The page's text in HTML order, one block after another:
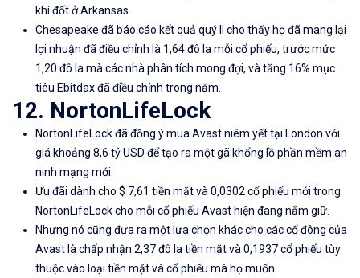
khí đốt ở Arkansas.
Chesapeake đã báo cáo kết quả quý II cho thấy họ đã mang lại
lợi nhuận đã điều chỉnh là 1,64 đô la mỗi cổ phiếu, trước mức
1,20 đô la mà các nhà phân tích mong đợi, và tăng 16% mục
tiêu Ebitdax đã điều chỉnh trong năm.
12. NortonLifeLock
NortonLifeLock đã đồng ý mua Avast niêm yết tại London với
giá khoảng 8,6 tỷ USD để tạo ra một gã khổng lồ phần mềm an
ninh mạng mới.
Ưu đãi dành cho $ 7,61 tiền mặt và 0,0302 cổ phiếu mới trong
NortonLifeLock cho mỗi cổ phiếu Avast hiện đang nắm giữ.
Nhưng nó cũng đưa ra một lựa chọn khác cho các cổ đông của
Avast là chấp nhận 2,37 đô la tiền mặt và 0,1937 cổ phiếu tùy
thuộc vào loại tiền mặt và cổ phiếu mà họ muốn.